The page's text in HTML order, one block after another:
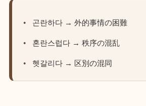
곤란하다 → 外的事情の困難
혼란스럽다 → 秩序の混乱
헷갈리다 → 区別の混同